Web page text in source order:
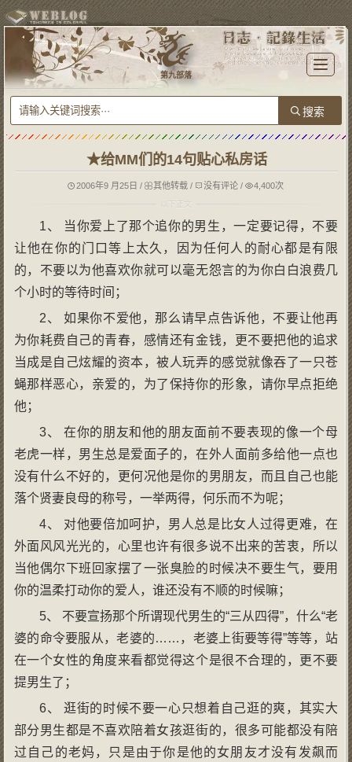
T
o
l
e
n
第九部落
★给MM们的14句贴心私房话
2006年9 月25日/ 其他转载 / 没有评论 / 4,400次
1、 当你爱上了那个追你的男生，一定要记得，不要
让他在你的门口等上太久，因为任何人的耐心都是有限
的，不要以为他喜欢你就可以毫无怨言的为你白白浪费几
个小时的等待时间；
2、 如果你不爱他，那么请早点告诉他，不要让他再
为你耗费自己的青春，感情还有金钱，更不要把他的追求
当成是自己炫耀的资本，被人玩弄的感觉就像吞了一只苍
蝇那样恶心，亲爱的，为了保持你的形象，请你早点拒绝
他；
3、 在你的朋友和他的朋友面前不要表现的像一个母
老虎一样，男生总是爱面子的，在外人面前多给他一点也
没有什么不好的，更何况他是你的男朋友，而且自己也能
落个贤妻良母的称号，一举两得，何乐而不为呢；
4、 对他要倍加呵护，男人总是比女人过得更难，在
外面风风光光的，心里也许有很多说不出来的苦衷，所以
当他偶尔下班回家摆了一张臭脸的时候决不要生气，要用
你的温柔打动你的爱人，谁还没有不顺的时候嘛；
5、 不要宣扬那个所谓现代男生的“三从四得”，什么“老
婆的命令要服从，老婆的……，老婆上街要等得”等等，站
在一个女性的角度来看都觉得这个是很不合理的，更不要
提男生了；
6、 逛街的时候不要一心只想着自己逛的爽，其实大
部分男生都是不喜欢陪着女孩逛街的，很多可能都没有陪
过自己的老妈，只是由于你是他的女朋友才没有发飙而